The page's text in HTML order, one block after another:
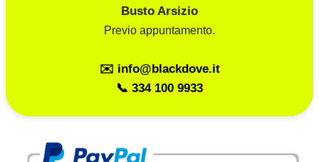
Busto Arsizio
Previo appuntamento.
✉️ info@blackdove.it
📞 334 100 9933